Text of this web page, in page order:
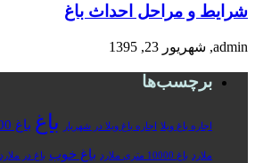
شرایط و مراحل احداث باغ
admin, شهریور 23, 1395
برچسب‌ها
اجاره باغ ویلا اجاره باغ ویلا در شهریار باغ باغ 10000 متری
ملارد باغ 10000 متری ملارد باغ خوب باغ در ملارد